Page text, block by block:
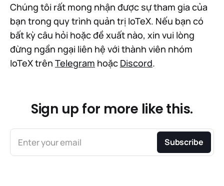
Chúng tôi rất mong nhận được sự tham gia của
bạn trong quy trình quản trị IoTeX. Nếu bạn có
bất kỳ câu hỏi hoặc đề xuất nào, xin vui lòng
đừng ngần ngại liên hệ với thành viên nhóm
IoTeX trên Telegram hoặc Discord.
Sign up for more like this.
Enter your email Subscribe